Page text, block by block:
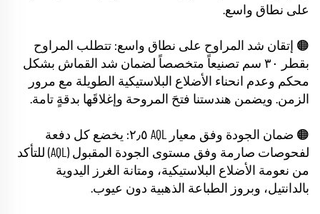
على نطاق واسع.
🟠 إتقان شد المراوح على نطاق واسع: تتطلب المراوح
بقطر ٣٠ سم تصنيعاً متخصصاً لضمان شد القماش بشكل
محكم وعدم انحناء الأضلاع البلاستيكية الطويلة مع مرور
الزمن. ويضمن هندستنا فتحَ المروحة وإغلاقَها بدقةٍ تامة.
🟠 ضمان الجودة وفق معيار AQL ٢٫٥: يخضع كل دفعة
لفحوصات صارمة وفق مستوى الجودة المقبول (AQL) للتأكد
من نعومة الأضلاع البلاستيكية، ومتانة الغرز اليدوية
بالدانتيل، وبروز الطباعة الذهبية دون عيوب.